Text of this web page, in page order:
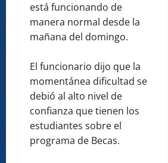
está funcionando de
manera normal desde la
mañana del domingo.
El funcionario dijo que la
momentánea dificultad se
debió al alto nivel de
confianza que tienen los
estudiantes sobre el
programa de Becas.